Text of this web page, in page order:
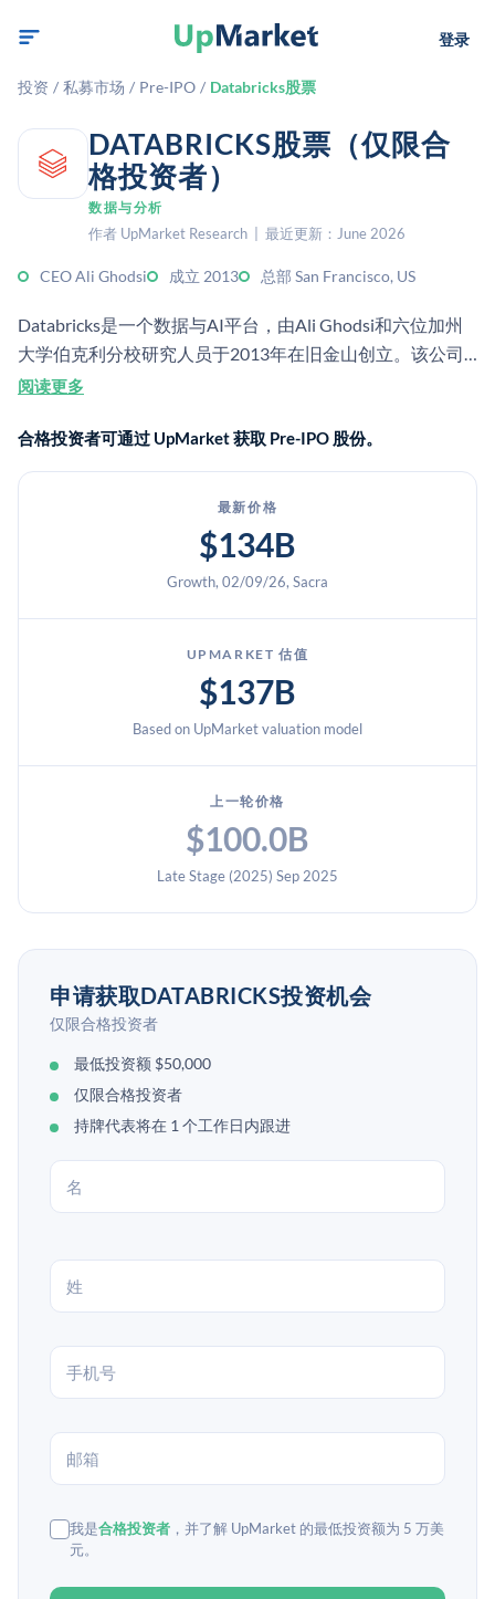
登录
投资 / 私募市场 / Pre-IPO / Databricks股票
DATABRICKS股票（仅限合
格投资者）
数据与分析
作者 UpMarket Research | 最近更新：June 2026
CEO Ali Ghodsi 成立 2013 总部 San Francisco, US
Databricks是一个数据与AI平台，由Ali Ghodsi和六位加州
大学伯克利分校研究人员于2013年在旧金山创立。该公司
提供数据湖仓软件，用于管理、查询和分析企业级数据和AI
化收入约为54亿美元，同比增长约55%。该公司于2026年2
月完成了一轮融资，估值为1340亿美元（Sacra），总融资
额超过150亿美元。Databricks服务超过650家年支出超过
100万美元的客户，已实现现金流为正，毛利率约为85%。
阅读更多
合格投资者可通过 UpMarket 获取 Pre-IPO 股份。
最新价格
$134B
Growth, 02/09/26, Sacra
UPMARKET 估值
$137B
Based on UpMarket valuation model
上一轮价格
$100.0B
Late Stage (2025) Sep 2025
申请获取DATABRICKS投资机会
仅限合格投资者
最低投资额 $50,000
仅限合格投资者
持牌代表将在 1 个工作日内跟进
我是合格投资者 ，并了解 UpMarket 的最低投资额为 5 万美
元。